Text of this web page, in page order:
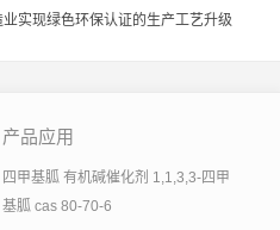
实现绿色环保认证的生产工艺升级
产品应用
四甲基胍 有机碱催化剂 1,1,3,3-四甲
基胍 cas 80-70-6